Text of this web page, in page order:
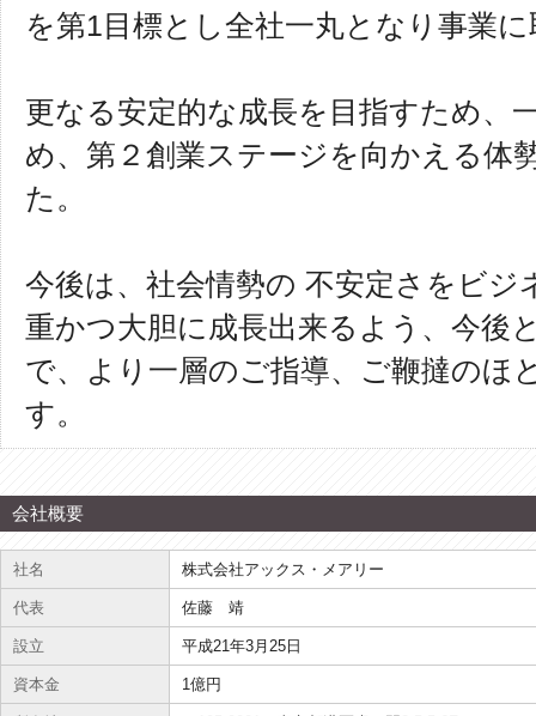
を第1目標とし全社一丸となり事業
更なる安定的な成長を目指すため、
め、第２創業ステージを向かえる体
た。
今後は、社会情勢の 不安定さをビジ
重かつ大胆に成長出来るよう、今後
で、より一層のご指導、ご鞭撻のほ
す。
会社概要
社名 株式会社アックス・メアリー
代表 佐藤 靖
設立 平成21年3月25日
資本金 1億円